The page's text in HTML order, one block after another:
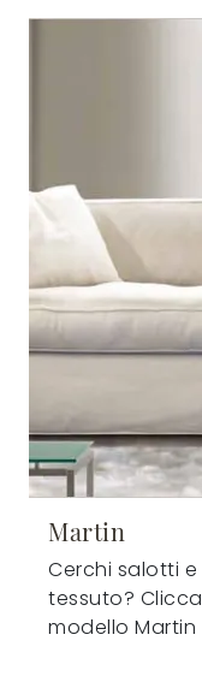
Martin
Cerchi salotti e
tessuto?
modello Martin